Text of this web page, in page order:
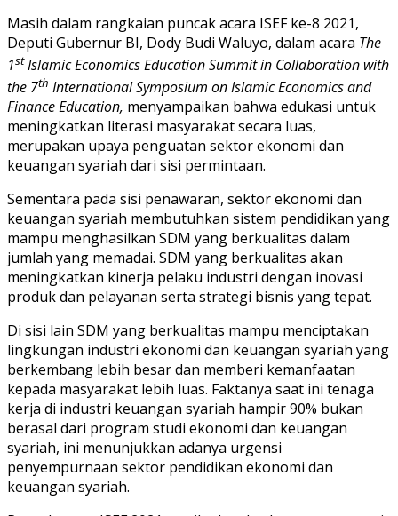
Masih dalam rangkaian puncak acara ISEF ke-8 2021,
Deputi Gubernur BI, Dody Budi Waluyo, dalam acara The
1stIslamic Economics Education Summit in Collaboration with
the 7th International Symposium on Islamic Economics and
Finance Education, menyampaikan bahwa edukasi untuk
meningkatkan literasi masyarakat secara luas,
merupakan upaya penguatan sektor ekonomi dan
keuangan syariah dari sisi permintaan.
Sementara pada sisi penawaran, sektor ekonomi dan
keuangan syariah membutuhkan sistem pendidikan yang
mampu menghasilkan SDM yang berkualitas dalam
jumlah yang memadai. SDM yang berkualitas akan
meningkatkan kinerja pelaku industri dengan inovasi
produk dan pelayanan serta strategi bisnis yang tepat.
Di sisi lain SDM yang berkualitas mampu menciptakan
lingkungan industri ekonomi dan keuangan syariah yang
berkembang lebih besar dan memberi kemanfaatan
kepada masyarakat lebih luas. Faktanya saat ini tenaga
kerja di industri keuangan syariah hampir 90% bukan
berasal dari program studi ekonomi dan keuangan
syariah, ini menunjukkan adanya urgensi
penyempurnaan sektor pendidikan ekonomi dan
keuangan syariah.